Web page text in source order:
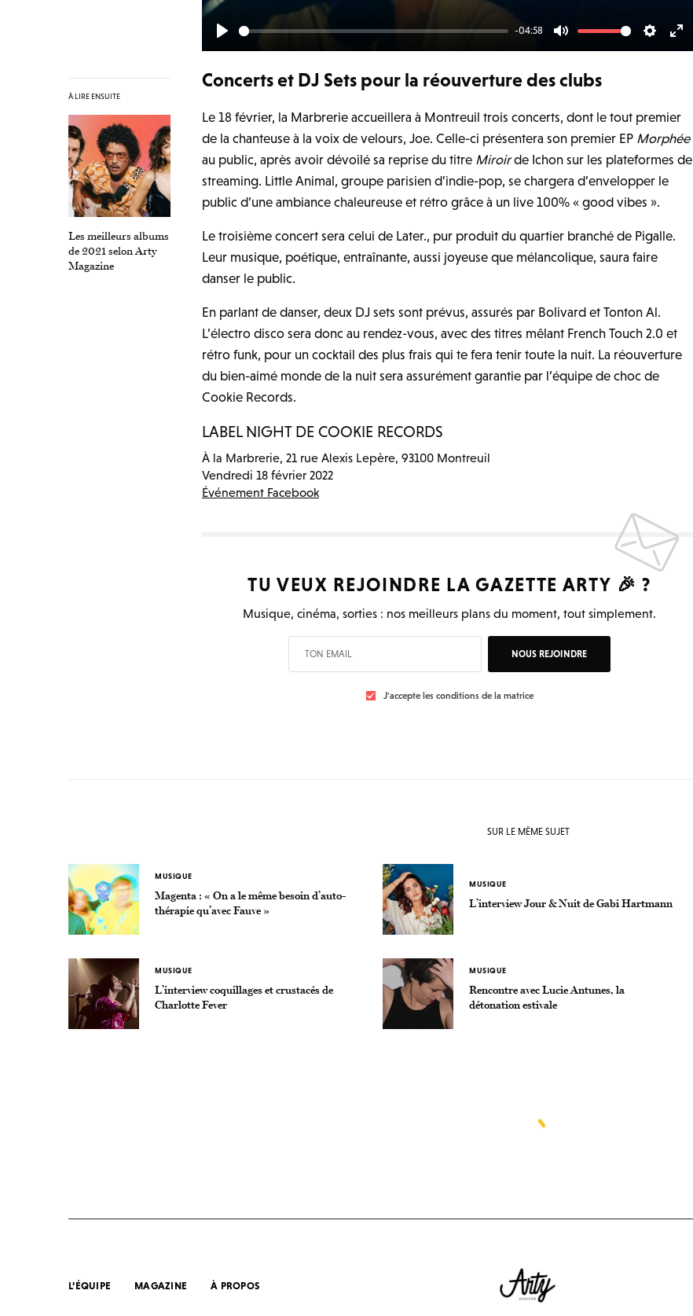
À LIRE ENSUITE
Les meilleurs albums
de 2021 selon Arty
Magazine
P
y
-04:58
M
e
S
t
i
n
g
s
E
e
r
f
e
n
Concerts et DJ Sets pour la réouverture des clubs
Le 18 février, la Marbrerie accueillera à Montreuil trois concerts, dont le tout premier
de la chanteuse à la voix de velours, Joe. Celle-ci présentera son premier EP Morphée
au public, après avoir dévoilé sa reprise du titre Miroirde Ichon sur les plateformes de
streaming. Little Animal, groupe parisien d’indie-pop, se chargera d’envelopper le
public d’une ambiance chaleureuse et rétro grâce à un live 100% « good vibes ».
Le troisième concert sera celui de Later., pur produit du quartier branché de Pigalle.
Leur musique, poétique, entraînante, aussi joyeuse que mélancolique, saura faire
danser le public.
En parlant de danser, deux DJ sets sont prévus, assurés par Bolivard et Tonton Al.
L’électro disco sera donc au rendez-vous, avec des titres mêlant French Touch 2.0 et
rétro funk, pour un cocktail des plus frais qui te fera tenir toute la nuit. La réouverture
du bien-aimé monde de la nuit sera assurément garantie par l’équipe de choc de
Cookie Records.
LABEL NIGHT DE COOKIE RECORDS
À la Marbrerie, 21 rue Alexis Lepère, 93100 Montreuil
Vendredi 18 février 2022
Événement Facebook
TU VEUX REJOINDRE LAGAZETTE ARTY 🎉 ?
Musique, cinéma, sorties : nos meilleurs plans du moment, tout simplement.
NOUS REJOINDRE
J'accepte les conditions de la matrice
SUR LE MÊME SUJET
MUSIQUE
Magenta : « On a le même besoin d’auto-
thérapie qu’avec Fauve »
MUSIQUE
L’interview Jour & Nuit de Gabi Hartmann
MUSIQUE
L’interview coquillages et crustacés de
Charlotte Fever
MUSIQUE
Rencontre avec Lucie Antunes, la
détonation estivale
L’ÉQUIPE MAGAZINE À PROPOS